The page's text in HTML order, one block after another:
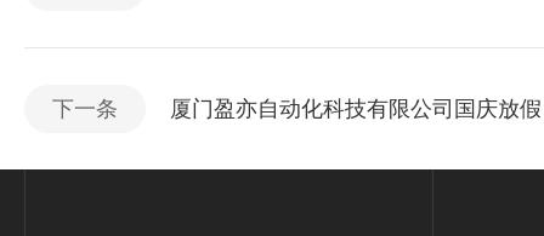
下一条 厦门盈亦自动化科技有限公司国庆放假